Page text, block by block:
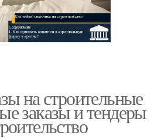
на строительные
заказы и тендеры